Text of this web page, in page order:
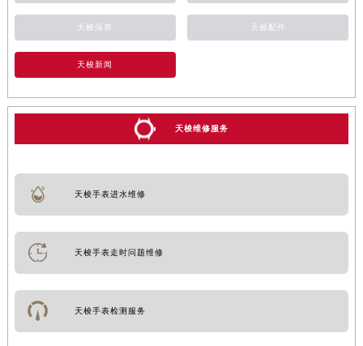
天梭保养 天梭配件
天梭新闻
天梭维修服务
天梭手表进水维修
天梭手表走时问题维修
天梭手表检测服务